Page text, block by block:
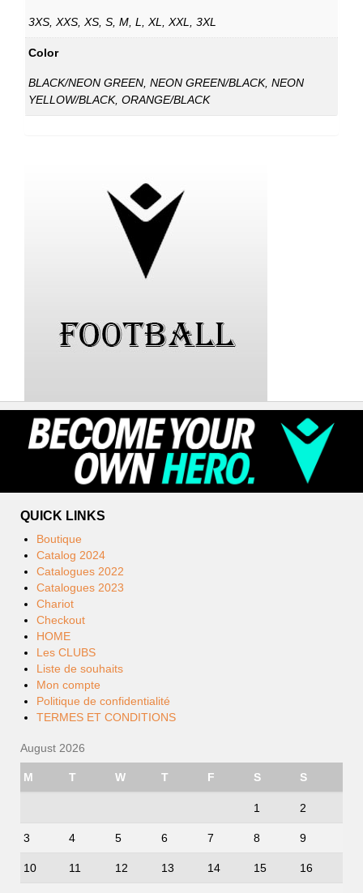
3XS, XXS, XS, S, M, L, XL, XXL, 3XL
Color
BLACK/NEON GREEN, NEON GREEN/BLACK, NEON
YELLOW/BLACK, ORANGE/BLACK
QUICK LINKS
Boutique
Catalog 2024
Catalogues 2022
Catalogues 2023
Chariot
Checkout
HOME
Les CLUBS
Liste de souhaits
Mon compte
Politique de confidentialité
TERMES ET CONDITIONS
August 2026
M T W T F S S
1 2
3 4 5 6 7 8 9
10 11 12 13 14 15 16